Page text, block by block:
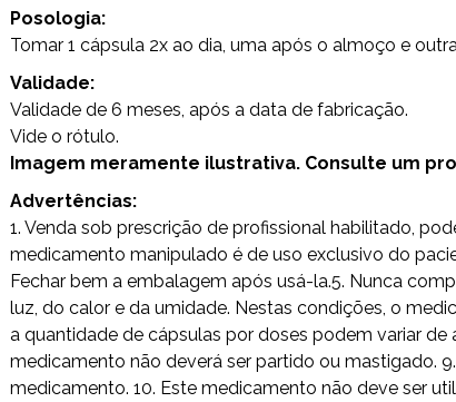
Posologia:
Tomar 1 cápsula 2x ao dia, uma após o almoço e
Validade:
Validade de 6 meses, após a data de fabricação.
Vide o rótulo.
Imagem meramente ilustrativa. Consulte um
Advertências:
1. Venda sob prescrição de profissional habilitado,
medicamento manipulado é de uso exclusivo do
Fechar bem a embalagem após usá-la.5. Nunca
luz, do calor e da umidade. Nestas condições, o
a quantidade de cápsulas por doses podem variar
medicamento não deverá ser partido ou mastigado.
medicamento. 10. Este medicamento não deve ser